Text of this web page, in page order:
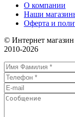
О компании
Наши
Оферта и
© Интернет
2010-2026